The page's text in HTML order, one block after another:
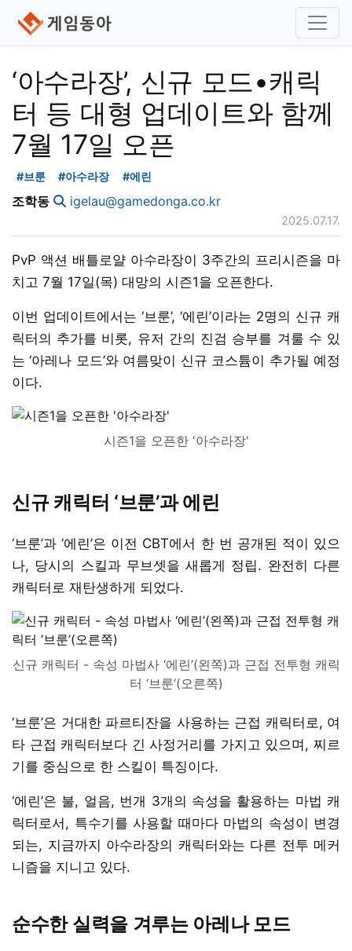
‘아수라장’, 신규 모드•캐릭
터 등 대형 업데이트와 함께
7월 17일 오픈
#브룬 #아수라장 #에린
조학동 igelau@gamedonga.co.kr
2025.07.17.
PvP 액션 배틀로얄 아수라장이 3주간의 프리시즌을 마
치고 7월 17일(목) 대망의 시즌1을 오픈한다.
이번 업데이트에서는 ‘브룬’, ‘에린’이라는 2명의 신규 캐
릭터의 추가를 비롯, 유저 간의 진검 승부를 겨룰 수 있
는 ‘아레나 모드’와 여름맞이 신규 코스튬이 추가될 예정
이다.
시즌1을 오픈한 '아수라장'
신규 캐릭터 ‘브룬’과 에린
‘브룬’과 ’에린’은 이전 CBT에서 한 번 공개된 적이 있으
나, 당시의 스킬과 무브셋을 새롭게 정립. 완전히 다른
캐릭터로 재탄생하게 되었다.
신규 캐릭터 - 속성 마법사 ‘에린’(왼쪽)과 근접 전투형 캐릭
터 ‘브룬’(오른쪽)
‘브룬’은 거대한 파르티잔을 사용하는 근접 캐릭터로, 여
타 근접 캐릭터보다 긴 사정거리를 가지고 있으며, 찌르
기를 중심으로 한 스킬이 특징이다.
‘에린’은 불, 얼음, 번개 3개의 속성을 활용하는 마법 캐
릭터로서, 특수기를 사용할 때마다 마법의 속성이 변경
되는, 지금까지 아수라장의 캐릭터와는 다른 전투 메커
니즘을 지니고 있다.
순수한 실력을 겨루는 아레나 모드